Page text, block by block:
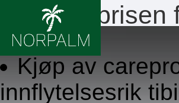
Billigste
8.8.2026
Kjøp av
innflytelsesrik